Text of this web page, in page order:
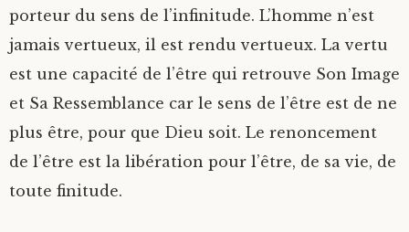
porteur du sens de l’infinitude. L’homme n’est
jamais vertueux, il est rendu vertueux. La vertu
est une capacité de l’être qui retrouve Son Image
et Sa Ressemblance car le sens de l’être est de ne
plus être, pour que Dieu soit. Le renoncement
de l’être est la libération pour l’être, de sa vie, de
toute finitude.